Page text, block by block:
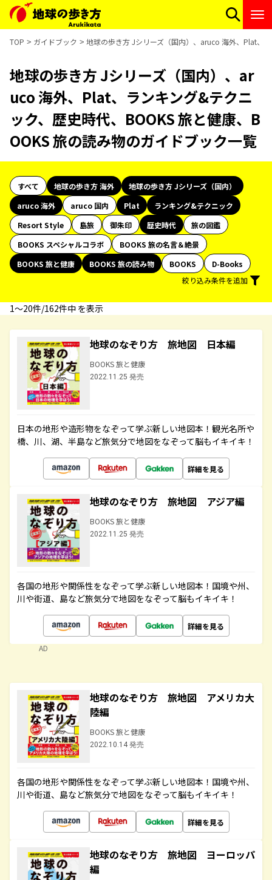
TOP ガイドブック 地球の歩き方 Jシリーズ（国内）、aruco 海外、Plat、
地球の歩き方 Jシリーズ（国内）、ar
uco 海外、Plat、ランキング&テクニ
ック、歴史時代、BOOKS 旅と健康、B
OOKS 旅の読み物のガイドブック一覧
すべて 地球の歩き方 海外
地球の歩き方 Jシリーズ（国内）
aruco 海外
aruco 国内 Plat
ランキング&テクニック
Resort Style
島旅 御朱印 歴史時代
旅の図鑑
BOOKS スペシャルコラボ
BOOKS 旅の名言＆絶景
BOOKS 旅と健康
BOOKS 旅の読み物 BOOKS
D-Books
絞り込み条件を追加
1〜20件/162件中 を表示
地球のなぞり方 旅地図 日本編
BOOKS 旅と健康
2022.11.25 発売
日本の地形や造形物をなぞって学ぶ新しい地図本！観光名所や
橋、川、湖、半島など旅気分で地図をなぞって脳もイキイキ！
詳細を見る
地球のなぞり方 旅地図 アジア編
BOOKS 旅と健康
2022.11.25 発売
各国の地形や関係性をなぞって学ぶ新しい地図本！国境や州、
川や街道、島など旅気分で地図をなぞって脳もイキイキ！
詳細を見る
AD
地球のなぞり方 旅地図 アメリカ大
陸編
BOOKS 旅と健康
2022.10.14 発売
各国の地形や関係性をなぞって学ぶ新しい地図本！国境や州、
川や街道、島など旅気分で地図をなぞって脳もイキイキ！
詳細を見る
地球のなぞり方 旅地図 ヨーロッパ
編